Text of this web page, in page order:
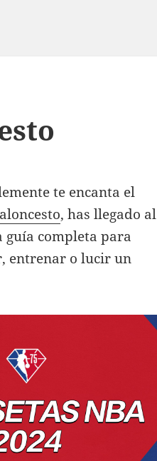
te encanta el
, has llegado al
guía completa para
entrenar o lucir un